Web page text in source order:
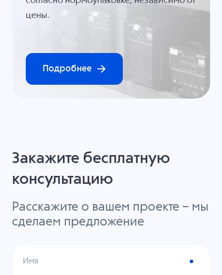
цены.
Подробнее
Закажите бесплатную
консультацию
Расскажите о вашем проекте – мы
сделаем предложение
Имя